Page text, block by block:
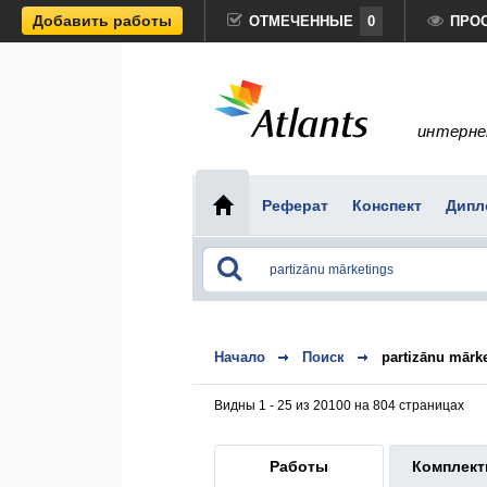
Добавить работы ОТМЕЧЕННЫЕ 0
Реферат Конспект
Начало Поиск partizānu
Видны 1 - 25 из 20100 на 804 страницах
Работы